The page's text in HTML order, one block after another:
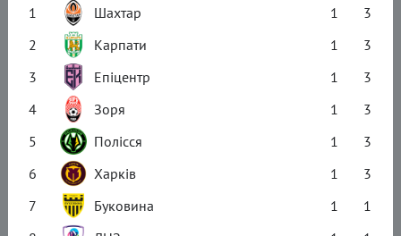
1
Шахтар 1
3
2
Карпати 1
3
3
Епіцентр 1
3
4
Зоря 1
3
5
Полісся 1
3
6
Харків 1
3
7
Буковина 1
1